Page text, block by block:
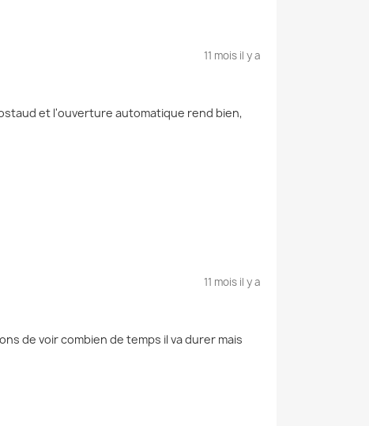
11 mois il y a
et l'ouverture automatique rend bien,
11 mois il y a
de voir combien de temps il va durer mais